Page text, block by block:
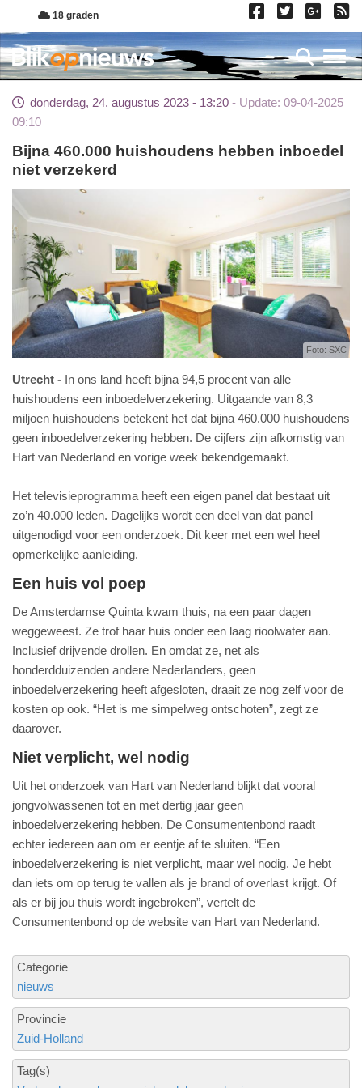
Overslaan
en
naar
de
gaan
18 graden
donderdag, 24. augustus 2023 - 13:20
Update: 09-04-2025
09:10
Bijna 460.000 huishoudens hebben inboedel
niet verzekerd
Foto: SXC
Utrecht
In ons land heeft bijna 94,5 procent van alle
huishoudens een inboedelverzekering. Uitgaande van 8,3
miljoen huishoudens betekent het dat bijna 460.000 huishoudens
geen inboedelverzekering hebben. De cijfers zijn afkomstig van
Hart van Nederland en vorige week bekendgemaakt.
Het televisieprogramma heeft een eigen panel dat bestaat uit
zo’n 40.000 leden. Dagelijks wordt een deel van dat panel
uitgenodigd voor een onderzoek. Dit keer met een wel heel
opmerkelijke aanleiding.
Een huis vol poep
De Amsterdamse Quinta kwam thuis, na een paar dagen
weggeweest. Ze trof haar huis onder een laag rioolwater aan.
Inclusief drijvende drollen. En omdat ze, net als
honderdduizenden andere Nederlanders, geen
inboedelverzekering heeft afgesloten, draait ze nog zelf voor de
kosten op ook. “Het is me simpelweg ontschoten”, zegt ze
daarover.
Niet verplicht, wel nodig
Uit het onderzoek van Hart van Nederland blijkt dat vooral
jongvolwassenen tot en met dertig jaar geen
inboedelverzekering hebben. De Consumentenbond raadt
echter iedereen aan om er eentje af te sluiten. “Een
inboedelverzekering is niet verplicht, maar wel nodig. Je hebt
dan iets om op terug te vallen als je brand of overlast krijgt. Of
als er bij jou thuis wordt ingebroken”, vertelt de
Consumentenbond op de website van Hart van Nederland.
Categorie
nieuws
Provincie
Zuid-Holland
Tag(s)